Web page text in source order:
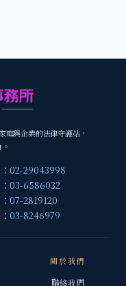
庭與企業的法律守護站，
02-29043998
03-6586032
07-2819120
03-8246979
關於我們
聯絡我們